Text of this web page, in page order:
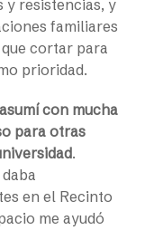
y resistencias, y
familiares
cortar para
prioridad.
con mucha
para otras
.
en el Recinto
me ayudó